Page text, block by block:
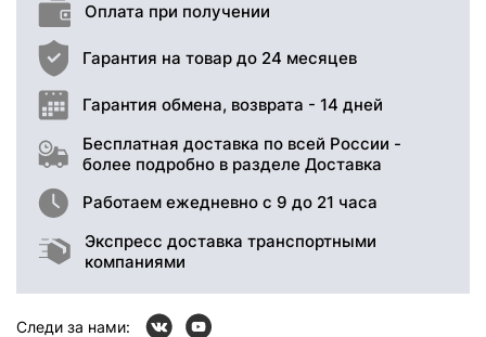
Оплата при получении
Гарантия на товар до 24 месяцев
Гарантия обмена, возврата - 14 дней
Бесплатная доставка по всей России -
более подробно в разделе Доставка
Работаем ежедневно с 9 до 21 часа
Экспресс доставка транспортными
компаниями
Следи за нами: